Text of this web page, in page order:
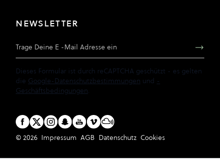
NEWSLETTER
Dieses Formular ist durch reCAPTCHA geschützt - es gelten
die Google-Datenschutzbestimmungen und -
Geschäftsbedingungen.
© 2026 Impressum AGB Datenschutz Cookies